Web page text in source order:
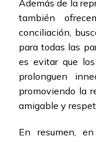
Además de la
también
conciliación,
para todas las
es evitar que
prolonguen
promoviendo la
amigable y
En resumen,